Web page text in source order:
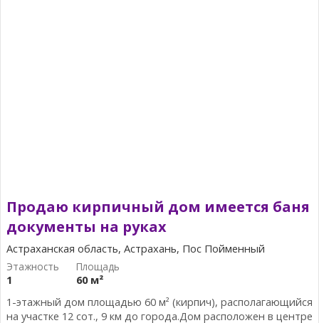
Продаю кирпичный дом имеется баня
документы на руках
Астраханская область, Астрахань, Пос Пойменный
1
60 м²
1-этажный дом площадью 60 м² (кирпич), располагающийся
на участке 12 сот., 9 км до города.Дом расположен в центре